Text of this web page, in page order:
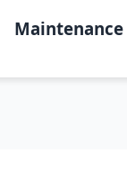
Maintenance